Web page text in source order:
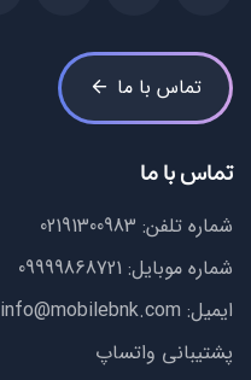
تماس با ما
تماس با ما
شماره تلفن: 02191300983
شماره موبایل: 09999868721
ایمیل: info@mobilebnk.com
پشتیبانی واتساپ